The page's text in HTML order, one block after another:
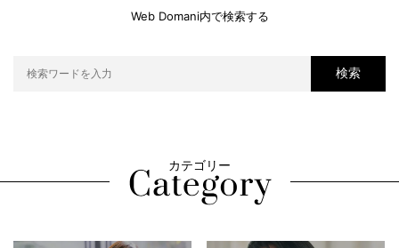
Web Domani内で検索する
検索
カテゴリー